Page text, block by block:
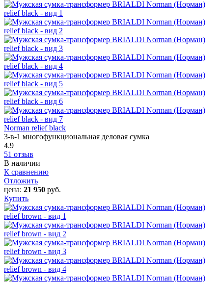
Norman relief black
3-в-1 многофункциональная деловая сумка
4.9
51 отзыв
В наличии
К сравнению
Отложить
цена: 21 950 руб.
Купить